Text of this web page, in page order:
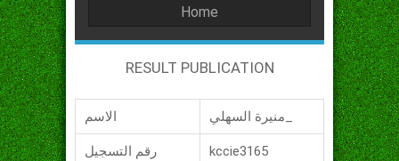
Home
RESULT PUBLICATION
الاسم
رقم التسجيل kccie3165